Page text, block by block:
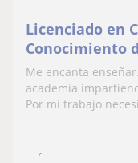
Licenciado en
Conocimiento
experiencia en
Me encanta
academia
Por mi trabajo